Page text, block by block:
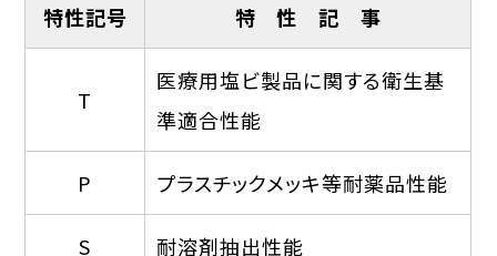
特性記号 特 性 記 事
T
医療用塩ビ製品に関する衛生基
準適合性能
P プラスチックメッキ等耐薬品性能
S 耐溶剤抽出性能